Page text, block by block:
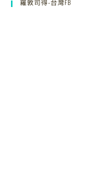
羅敦司得-台灣FB